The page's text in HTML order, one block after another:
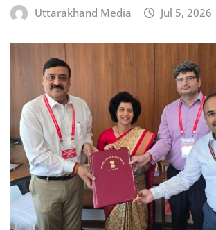
Uttarakhand Media Jul 5, 2026